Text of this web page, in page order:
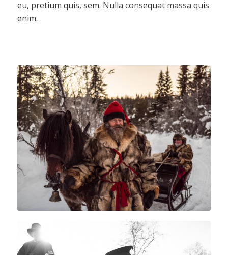
eu, pretium quis, sem. Nulla consequat massa quis
enim.